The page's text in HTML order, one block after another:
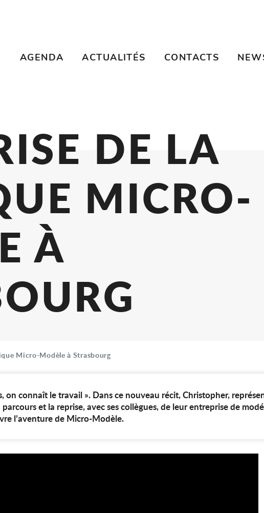
AGENDA ACTUALITÉS CONTACTS
DE
À
Micro-Modèle à Strasbourg
on connaît le travail ». Dans ce nouveau récit, Christopher,
et la reprise, avec ses collègues, de leur entreprise de
l’aventure de Micro-Modèle.